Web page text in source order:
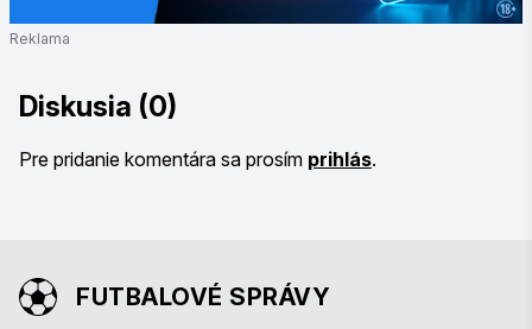
Reklama
Diskusia (0)
Pre pridanie komentára sa prosím prihlás.
FUTBALOVÉ SPRÁVY